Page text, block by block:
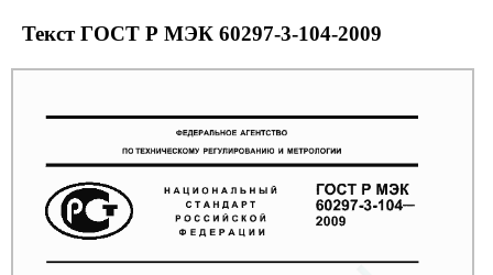
Текст ГОСТ Р МЭК 60297-3-104-2009